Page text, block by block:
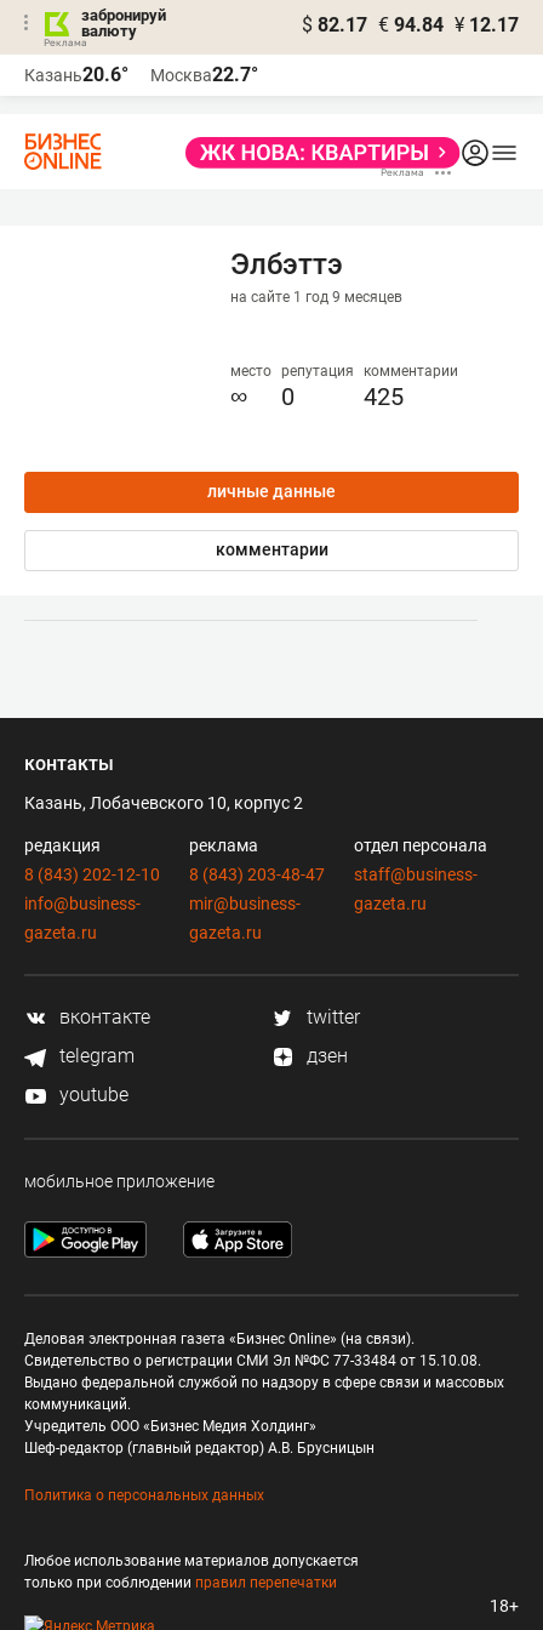
забронируй
валюту
$ 82.17 € 94.84 ¥ 12.17
Казань20.6° Москва22.7°
Элбэттэ
на сайте 1 год 9 месяцев
место
∞
репутация
0
комментарии
425
личные данные
комментарии
контакты
Казань, Лобачевского 10, корпус 2
редакция
8 (843) 202-12-10
info@business-
gazeta.ru
реклама
8 (843) 203-48-47
mir@business-
gazeta.ru
отдел персонала
staff@business-
gazeta.ru
вконтакте
twitter
telegram
дзен
youtube
мобильное приложение
Деловая электронная газета «Бизнес Online» (на связи).
Свидетельство о регистрации СМИ Эл №ФС 77-33484 от 15.10.08.
Выдано федеральной службой по надзору в сфере связи и массовых
коммуникаций.
Учредитель ООО «Бизнес Медия Холдинг»
Шеф-редактор (главный редактор) А.В. Брусницын
Политика о персональных данных
Любое использование материалов допускается
только при соблюдении правил перепечатки
18+